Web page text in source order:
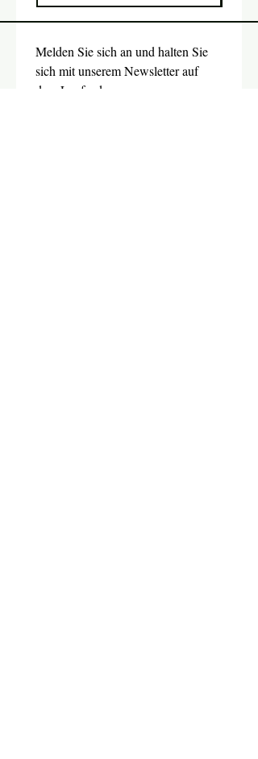
Melden Sie sich an und halten Sie
sich mit unserem Newsletter auf
dem Laufenden.